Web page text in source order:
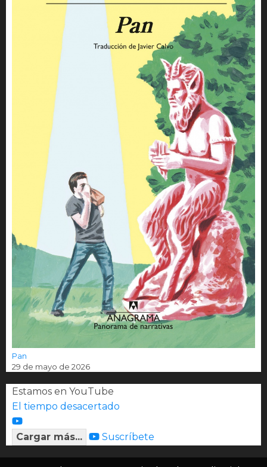
Pan
29 de mayo de 2026
Estamos en YouTube
El tiempo desacertado
Cargar más... Suscríbete